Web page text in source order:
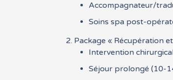
Accompagnateur/
Soins spa post-
Package « Récupération
Intervention
Séjour prolongé (10-